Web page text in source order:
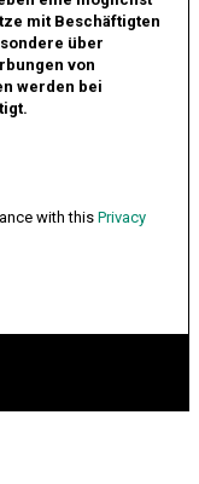
mit Beschäftigten
über
von
werden bei
with this Privacy